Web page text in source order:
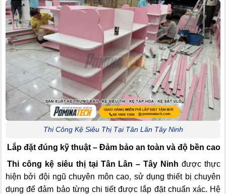
Thi Công Kệ Siêu Thị Tại Tân Lân Tây Ninh
Lắp đặt đúng kỹ thuật – Đảm bảo an toàn và độ bền cao
Thi công kệ siêu thị tại Tân Lân – Tây Ninh được thực
hiện bởi đội ngũ chuyên môn cao, sử dụng thiết bị chuyên
dụng để đảm bảo từng chi tiết được lắp đặt chuẩn xác. Hệ